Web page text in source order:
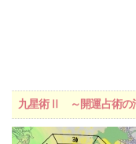
九星術Ⅱ ～開運占術の